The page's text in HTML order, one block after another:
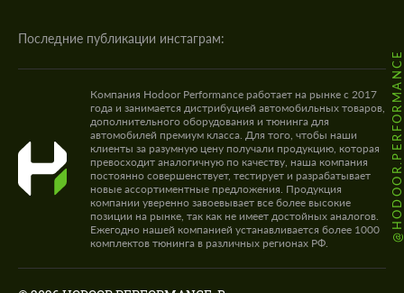
Последние публикации инстаграм:
@HODOOR.PERFORMANCE
Компания Hodoor Performance работает на рынке с 2017
года и занимается дистрибуцией автомобильных товаров,
дополнительного оборудования и тюнинга для
автомобилей премиум класса. Для того, чтобы наши
клиенты за разумную цену получали продукцию, которая
превосходит аналогичную по качеству, наша компания
постоянно совершенствует, тестирует и разрабатывает
новые ассортиментные предложения. Продукция
компании уверенно завоевывает все более высокие
позиции на рынке, так как не имеет достойных аналогов.
Ежегодно нашей компанией устанавливается более 1000
комплектов тюнинга в различных регионах РФ.